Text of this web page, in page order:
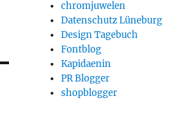
chromjuwelen
Datenschutz Lüneburg
Design Tagebuch
Fontblog
Kapidaenin
PR Blogger
shopblogger